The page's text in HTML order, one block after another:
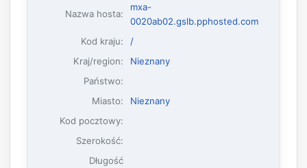
Nazwa hosta:
mxa-
0020ab02.gslb.pphosted.com
Kod kraju:
/
Kraj/region:
Nieznany
Państwo:
Miasto:
Nieznany
Kod pocztowy:
Szerokość:
Długość